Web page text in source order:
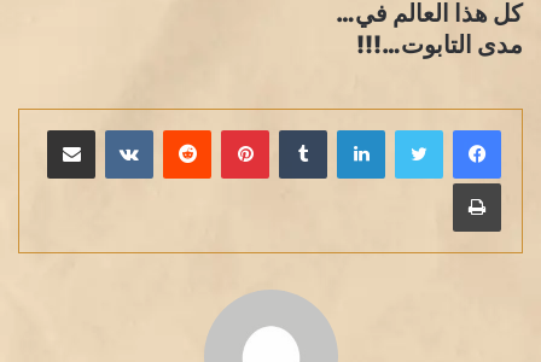
كل هذا العالم في…
مدى التابوت…!!!
لينكدإن بينتيريست مشاركة عبر البريد
طباعة